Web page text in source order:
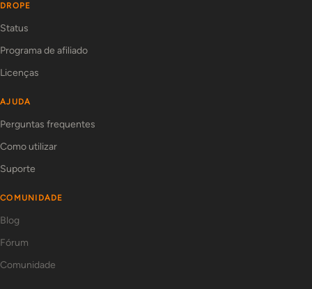
DROPE
Status
Programa de afiliado
Licenças
AJUDA
Perguntas frequentes
Como utilizar
Suporte
COMUNIDADE
Blog
Fórum
Comunidade